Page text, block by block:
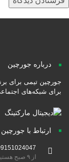
درباره جورچین
جورچین تیمی برای برند
برای شبکه‌های
ارتباط با جورچین
09151024047